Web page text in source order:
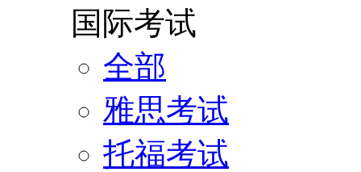
国际考试
全部
雅思考试
托福考试